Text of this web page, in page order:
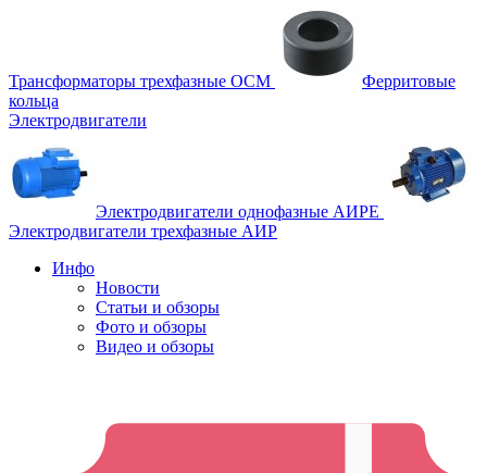
Трансформаторы трехфазные ОСМ
Ферритовые
кольца
Электродвигатели
Электродвигатели однофазные АИРЕ
Электродвигатели трехфазные АИР
Инфо
Новости
Статьи и обзоры
Фото и обзоры
Видео и обзоры